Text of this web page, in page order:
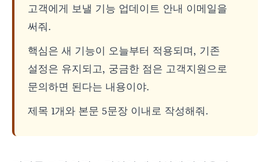
고객에게 보낼 기능 업데이트 안내 이메일을
써줘.
핵심은 새 기능이 오늘부터 적용되며, 기존
설정은 유지되고, 궁금한 점은 고객지원으로
문의하면 된다는 내용이야.
제목 1개와 본문 5문장 이내로 작성해줘.